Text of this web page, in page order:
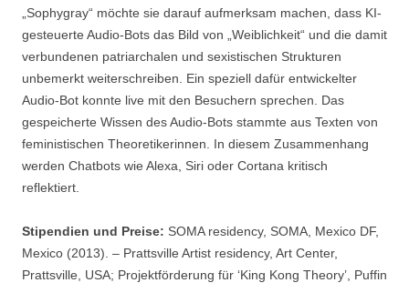
„Sophygray“ möchte sie darauf aufmerksam machen, dass KI-
gesteuerte Audio-Bots das Bild von „Weiblichkeit“ und die damit
verbundenen patriarchalen und sexistischen Strukturen
unbemerkt weiterschreiben. Ein speziell dafür entwickelter
Audio-Bot konnte live mit den Besuchern sprechen. Das
gespeicherte Wissen des Audio-Bots stammte aus Texten von
feministischen Theoretikerinnen. In diesem Zusammenhang
werden Chatbots wie Alexa, Siri oder Cortana kritisch
reflektiert.
Stipendien und Preise: SOMA residency, SOMA, Mexico DF,
Mexico (2013). – Prattsville Artist residency, Art Center,
Prattsville, USA; Projektförderung für ‘King Kong Theory’, Puffin